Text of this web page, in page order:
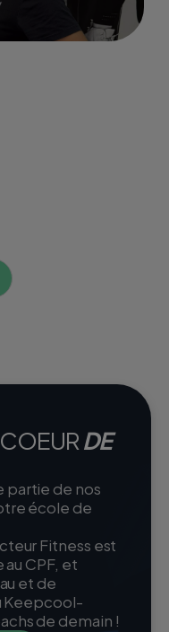
DE
partie de nos
école de
Fitness est
CPF, et
et de
Keepcool-
de demain !